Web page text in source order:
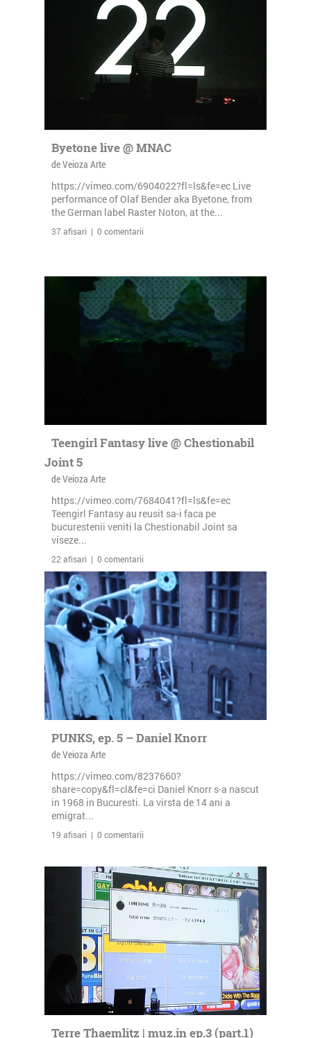
Byetone live @ MNAC
de Veioza Arte
https://vimeo.com/6904022?fl=ls&fe=ec Live
performance of Olaf Bender aka Byetone, from
the German label Raster Noton, at the...
37 afisari | 0 comentarii
Teengirl Fantasy live @ Chestionabil
Joint 5
de Veioza Arte
https://vimeo.com/7684041?fl=ls&fe=ec
Teengirl Fantasy au reusit sa-i faca pe
bucurestenii veniti la Chestionabil Joint sa
viseze...
22 afisari | 0 comentarii
PUNKS, ep. 5 – Daniel Knorr
de Veioza Arte
https://vimeo.com/8237660?
share=copy&fl=cl&fe=ci Daniel Knorr s-a nascut
in 1968 in Bucuresti. La virsta de 14 ani a
emigrat...
19 afisari | 0 comentarii
Terre Thaemlitz | muz.in ep.3 (part.1)